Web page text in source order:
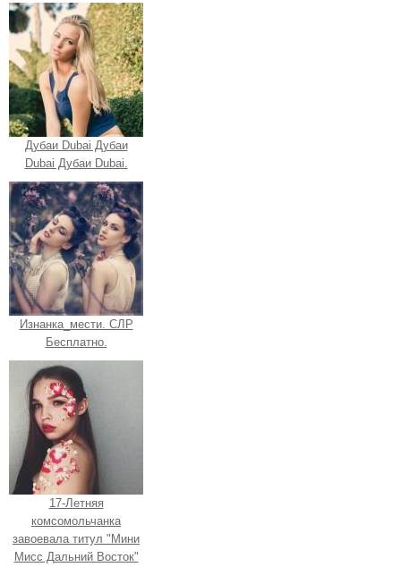
Дубаи Dubai Дубаи
Dubai Дубаи Dubai.
Изнанка_мести. СЛР
Бесплатно.
17-Летняя
комсомольчанка
завоевала титул "Мини
Мисс Дальний Восток"